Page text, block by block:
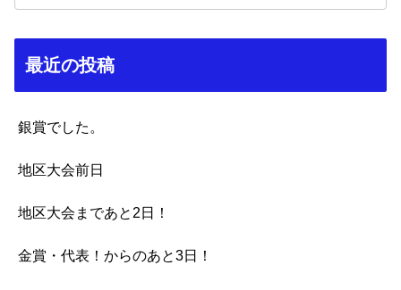
最近の投稿
銀賞でした。
地区大会前日
地区大会まであと2日！
金賞・代表！からのあと3日！